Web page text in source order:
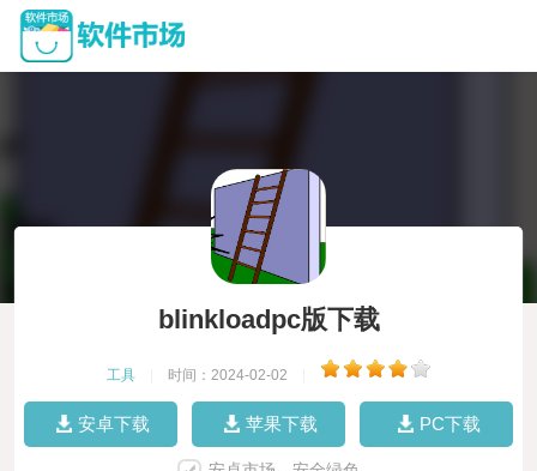
blinkloadpc版下载
工具 时间：2024-02-02
安卓下载 苹果下载 PC下载